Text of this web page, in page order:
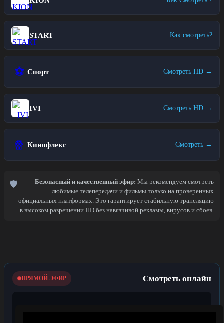
START Как смотреть?
⚽ Спорт Смотреть HD →
IVI Смотреть HD →
🍿 Кинофлекс Смотреть →
🛡️ Безопасный и качественный эфир: Мы рекомендуем смотреть
любимые телепередачи и фильмы только на проверенных
официальных платформах. Это гарантирует стабильную трансляцию
в высоком разрешении HD без навязчивой рекламы, вирусов и сбоев.
ПРЯМОЙ ЭФИР Смотреть онлайн